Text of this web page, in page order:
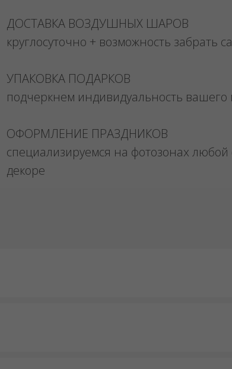
ДОСТАВКА ВОЗДУШНЫХ ШАРОВ
круглосуточно + возможность забрать
УПАКОВКА ПОДАРКОВ
подчеркнем индивидуальность вашего
ОФОРМЛЕНИЕ ПРАЗДНИКОВ
специализируемся на фотозонах любой
декоре